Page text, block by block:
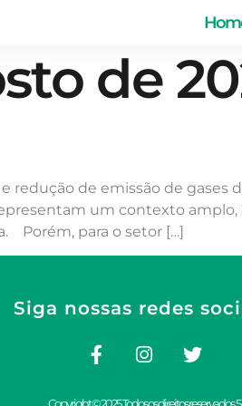
de
redução de emissão de
um contexto
Porém, para o setor […]
Siga nossas redes